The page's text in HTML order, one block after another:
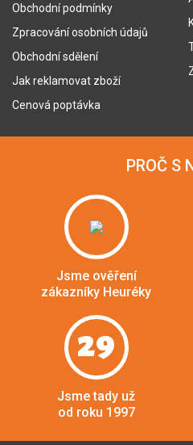
Obchodní podmínky
Zpracování osobních údajů
Obchodní sdělení
Jak reklamovat zboží
Cenová poptávka
PROČ S
Jsme ověření
zákazníky Heuréky
29
Jsme tady už
od roku 1997